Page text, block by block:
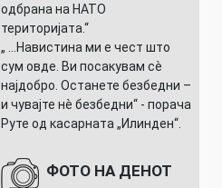
одбрана на НАТО
територијата.“
„ ...Навистина ми е чест што
сум овде. Ви посакувам сè
најдобро. Останете безбедни –
и чувајте нè безбедни“ - порача
Руте од касарната „Илинден“.
ФОТО НА ДЕНОТ